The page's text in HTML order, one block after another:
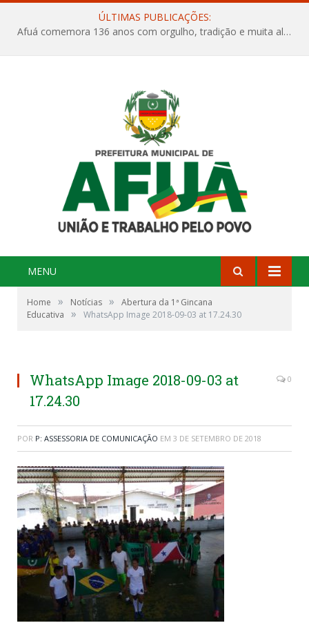
ÚLTIMAS PUBLICAÇÕES:
Afuá comemora 136 anos com orgulho, tradição e muita alegria na Quadra Dr. Nelson Salomão
MENU
Home » Notícias »
Abertura da 1ª Gincana
Educativa
» WhatsApp Image 2018-09-03 at 17.24.30
WhatsApp Image 2018-09-03 at
17.24.30
0
POR P: ASSESSORIA DE COMUNICAÇÃO EM 3 DE SETEMBRO DE 2018